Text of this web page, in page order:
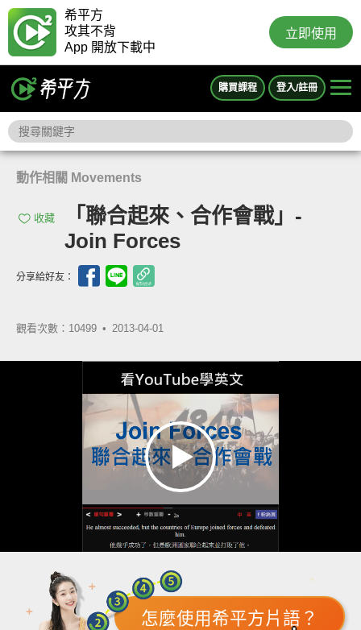
希平方
攻其不背
App 開放下載中
立即使用
購買課程 登入/註冊
動作相關 Movements
收藏
「聯合起來、合作會戰」-
Join Forces
分享給好友：
觀看次數：10499 • 2013-04-01
怎麼使用希平方片語？